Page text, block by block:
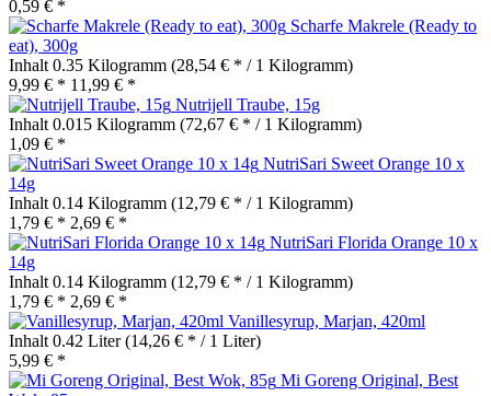
0,59 € *
Scharfe Makrele (Ready to
eat), 300g
Inhalt 0.35 Kilogramm (28,54 € * / 1 Kilogramm)
9,99 € * 11,99 € *
Nutrijell Traube, 15g
Inhalt 0.015 Kilogramm (72,67 € * / 1 Kilogramm)
1,09 € *
NutriSari Sweet Orange 10 x
14g
Inhalt 0.14 Kilogramm (12,79 € * / 1 Kilogramm)
1,79 € * 2,69 € *
NutriSari Florida Orange 10 x
14g
Inhalt 0.14 Kilogramm (12,79 € * / 1 Kilogramm)
1,79 € * 2,69 € *
Vanillesyrup, Marjan, 420ml
Inhalt 0.42 Liter(14,26 € * / 1 Liter)
5,99 € *
Mi Goreng Original, Best